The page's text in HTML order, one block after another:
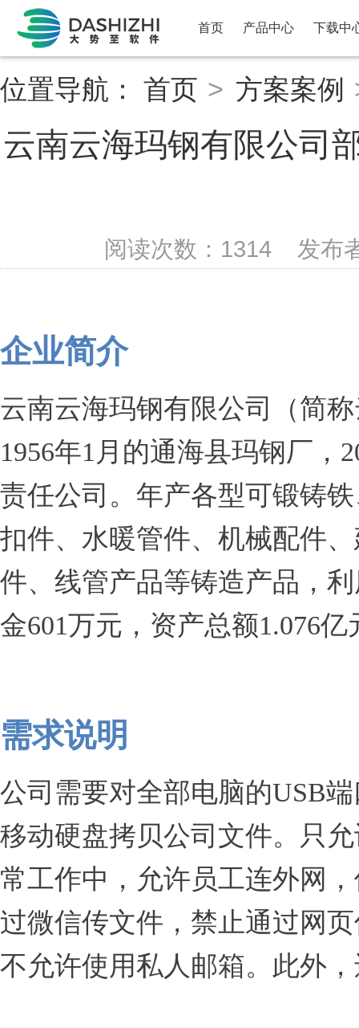
首页 产品中心 下载中
位置导航： 首页 > 方案案例
云南云海玛钢有限公司
阅读次数： 1314 发布
企业简介
云南云海玛钢有限公司（简
1956年1月的通海县玛钢厂，
责任公司。年产各型可锻铸
扣件、水暖管件、机械配件
件、线管产品等铸造产品，
金601万元，资产总额1.076
需求说明
公司需要对全部电脑的USB
移动硬盘拷贝公司文件。只
常工作中，允许员工连外网
过微信传文件，禁止通过网
不允许使用私人邮箱。此外